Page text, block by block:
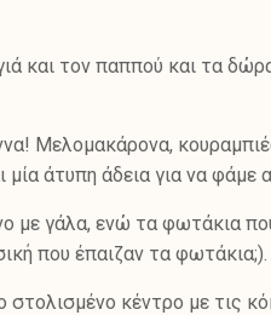
και τον παππού και τα
Μελομακάρονα,
μία άτυπη άδεια για να
με γάλα, ενώ τα φωτάκια
που έπαιζαν τα φωτάκια;).
κέντρο με τις